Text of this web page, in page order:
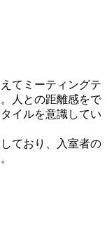
てミーティングテ
人との距離感をで
イルを意識してい
ており、入室者の